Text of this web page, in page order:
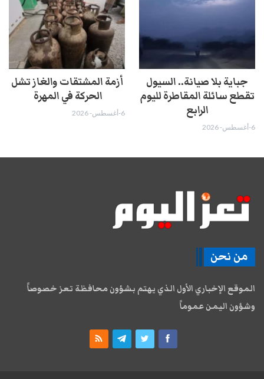
جباية بلا صيانة.. السيول
تقطع سائلة المقاطرة لليوم
الرابع
6-أغسطس- 2026
أزمة المشتقات والغاز تشل
الحركة في المهرة ​
6-أغسطس- 2026
من نحن
الموقع الإخباري الأول الذي يهتم بشؤون محافظة تعز خصوصاً
وشؤون اليمن عموماً